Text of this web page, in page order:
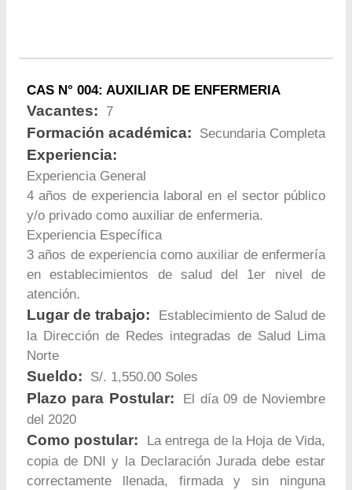
CAS N° 004: AUXILIAR DE ENFERMERIA
Vacantes: 7
Formación académica: Secundaria Completa
Experiencia:
Experiencia General
4 años de experiencia laboral en el sector público
y/o privado como auxiliar de enfermeria.
Experiencia Específica
3 años de experiencia como auxiliar de enfermería
en establecimientos de salud del 1er nivel de
atención.
Lugar de trabajo:
Establecimiento de Salud de
la Dirección de Redes integradas de Salud Lima
Norte
Sueldo: S/. 1,550.00 Soles
Plazo para Postular:
El día 09 de Noviembre
del 2020
Como postular:
La entrega de la Hoja de Vida,
copia de DNI y la Declaración Jurada debe estar
correctamente llenada, firmada y sin ninguna